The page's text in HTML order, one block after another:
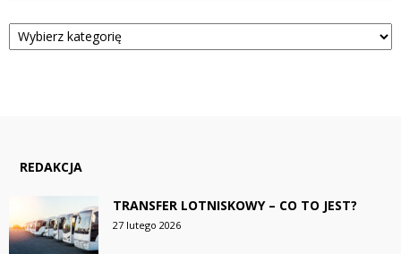
Kategorie
REDAKCJA
TRANSFER LOTNISKOWY – CO TO JEST?
27 lutego 2026